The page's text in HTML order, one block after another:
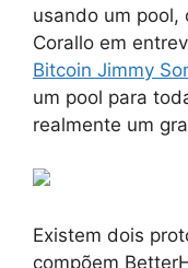
usando um pool,
Corallo em
Bitcoin Jimmy
um pool para
realmente um
Existem dois
compõem